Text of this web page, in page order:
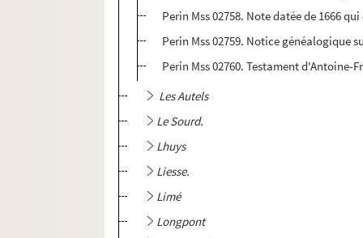
Perin Mss 02758. Note datée de 1666
Perin Mss 02759. Notice généalogique
Perin Mss 02760. Testament
Les Autels
Le Sourd.
Lhuys
Liesse.
Limé
Longpont